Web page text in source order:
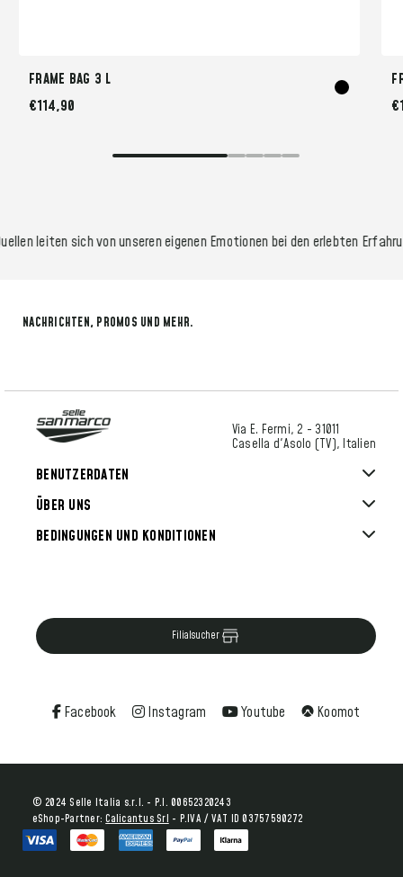
FRAME BAG 3 L
€114,90
leiten sich von unseren eigenen Emotionen bei den erlebten
NACHRICHTEN, PROMOS UND MEHR.
ÜBER UNS
Facebook Instagram Youtube Koomot
Filialsucher
BENUTZERDATEN
BEDINGUNGEN UND KONDITIONEN
Via E. Fermi, 2 - 31011
Casella d'Asolo (TV), Italien
© 2024 Selle Italia s.r.l. - P.I. 00652320243
eShop-Partner:Calicantus Srl - P.IVA / VAT ID 03757590272